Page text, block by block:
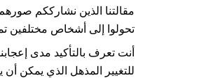
مقالتنا الذين نشارككم صورهم
تحولوا إلى أشخاص مختلفين
أنت تعرف بالتأكيد مدى
للتغيير المذهل الذي يمكن